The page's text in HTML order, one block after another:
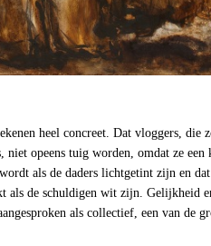
heel concreet. Dat vloggers, die
opeens tuig worden, omdat ze een
als de daders lichtgetint zijn en
de schuldigen wit zijn. Gelijkheid
als collectief, een van de